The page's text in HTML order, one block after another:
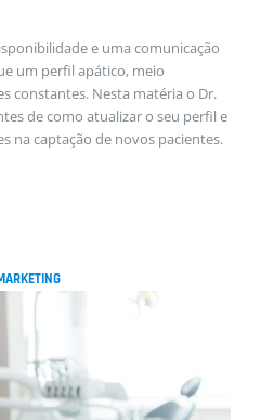
e uma comunicação
um perfil apático, meio
constantes. Nesta matéria o Dr.
de como atualizar o seu perfil e
na captação de novos pacientes.